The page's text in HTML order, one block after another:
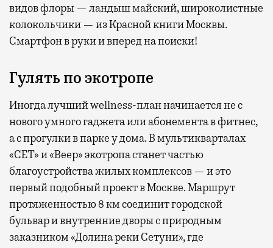
видов флоры — ландыш майский, широколистные
колокольчики — из Красной книги Москвы.
Смартфон в руки и вперед на поиски!
Гулять по экотропе
Иногда лучший wellness-план начинается не с
нового умного гаджета или абонемента в фитнес,
а с прогулки в парке у дома. В мультикварталах
«СЕТ» и «Веер» экотропа станет частью
благоустройства жилых комплексов — и это
первый подобный проект в Москве. Маршрут
протяженностью 8 км соединит городской
бульвар и внутренние дворы с природным
заказником «Долина реки Сетуни», где